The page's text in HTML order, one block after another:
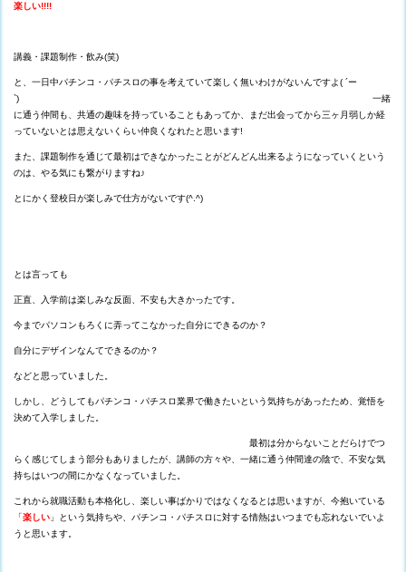
楽しい!!!!
講義・課題制作・飲み(笑)
と、一日中パチンコ・パチスロの事を考えていて楽しく無いわけがないんですよ( ´ー
`) 一緒
に通う仲間も、共通の趣味を持っていることもあってか、まだ出会ってから三ヶ月弱しか経
っていないとは思えないくらい仲良くなれたと思います!
また、課題制作を通じて最初はできなかったことがどんどん出来るようになっていくという
のは、やる気にも繋がりますね♪
とにかく登校日が楽しみで仕方がないです(^.^)
とは言っても
正直、入学前は楽しみな反面、不安も大きかったです。
今までパソコンもろくに弄ってこなかった自分にできるのか？
自分にデザインなんてできるのか？
などと思っていました。
しかし、どうしてもパチンコ・パチスロ業界で働きたいという気持ちがあったため、覚悟を
決めて入学しました。
最初は分からないことだらけでつ
らく感じてしまう部分もありましたが、講師の方々や、一緒に通う仲間達の陰で、不安な気
持ちはいつの間にかなくなっていました。
これから就職活動も本格化し、楽しい事ばかりではなくなるとは思いますが、今抱いている
「 楽しい 」という気持ちや、パチンコ・パチスロに対する情熱はいつまでも忘れないでいよ
うと思います。